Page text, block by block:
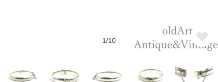
1/10